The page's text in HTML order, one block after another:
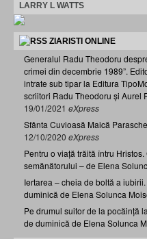
LARRY L WATTS
ZIARISTI ONLINE
Generalul Radu Theodoru
crimei din decembrie 1989”.
intrate sub tipar la Editura
scriitori Radu Theodoru și Aurel
19/01/2021 eXpress
Sfânta Cuvioasă Maică
12/10/2020 eXpress
Pentru o viață trăită întru
semănătorului – de Elena
Iertarea – cheia de boltă a
duminică de Elena Solunca
Pe drumul suitor de la pocăință
de duminică de Elena Solunca